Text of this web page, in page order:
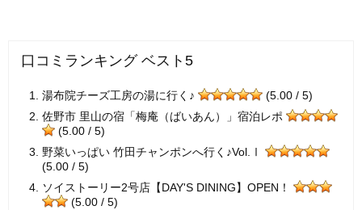
口コミランキング ベスト5
湯布院チーズ工房の湯に行く♪
(5.00 / 5)
佐野市 里山の宿「梅庵（ばいあん）」宿泊レポ
(5.00 / 5)
野菜いっぱい 竹田チャンポンへ行く♪Vol.Ⅰ
(5.00 / 5)
ソイストーリー2号店【DAY'S DINING】OPEN！
(5.00 / 5)